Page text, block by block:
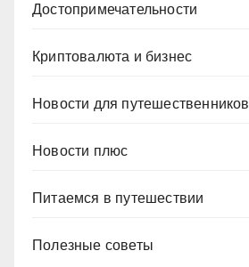
Достопримечательности
Криптовалюта и бизнес
Новости для путешественников
Новости плюс
Питаемся в путешествии
Полезные советы